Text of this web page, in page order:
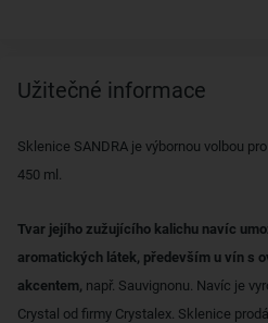
Užitečné informace
Sklenice SANDRA je výbornou volbou
450 ml.
Tvar jejího zužujícího kalichu navíc
aromatických látek, především u vín s
akcentem, např. Sauvignonu. Navíc je
Crystal od firmy Crystalex. Sklenice